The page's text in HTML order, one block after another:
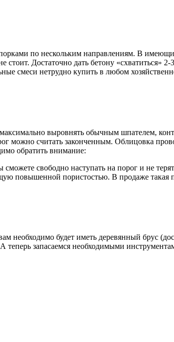
по нескольким направлениям. В
Достаточно дать бетону «схватиться»
смеси нетрудно купить в любом
выровнять обычным шпателем,
можно считать законченным. Облицовка
обратить внимание:
свободно наступать на порог и не
повышенной пористостью. В продаже такая
необходимо будет иметь деревянный брус
теперь запасаемся необходимыми